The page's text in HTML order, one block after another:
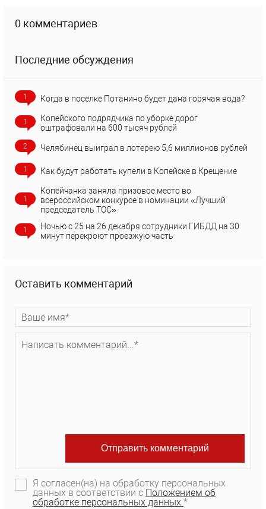
0 комментариев
Последние обсуждения
1 Когда в поселке Потанино будет дана горячая вода?
1
Копейского подрядчика по уборке дорог
оштрафовали на 600 тысяч рублей
2 Челябинец выиграл в лотерею 5,6 миллионов рублей
1 Как будут работать купели в Копейске в Крещение
1
Копейчанка заняла призовое место во
всероссийском конкурсе в номинации «Лучший
председатель ТОС»
1
Ночью с 25 на 26 декабря сотрудники ГИБДД на 30
минут перекроют проезжую часть
Оставить комментарий
Я согласен(на) на обработку персональных
данных в соответствии с Положением об
обработке персональных данных.*